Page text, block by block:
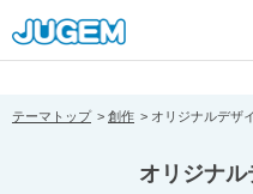
[pear_error:
prefix="" info=""]
テーマトップ 創作 オリジナルデザイ
オリジナ